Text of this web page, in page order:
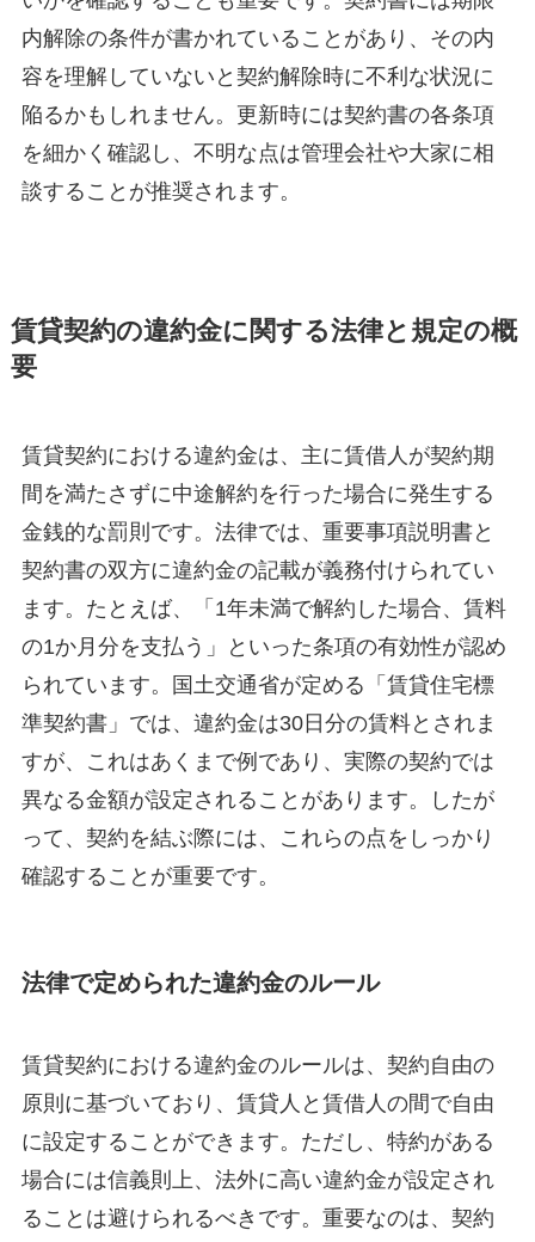
内解除の条件が書かれていることがあり、その内
容を理解していないと契約解除時に不利な状況に
陥るかもしれません。更新時には契約書の各条項
を細かく確認し、不明な点は管理会社や大家に相
談することが推奨されます。
賃貸契約の違約金に関する法律と規定の概
要
賃貸契約における違約金は、主に賃借人が契約期
間を満たさずに中途解約を行った場合に発生する
金銭的な罰則です。法律では、重要事項説明書と
契約書の双方に違約金の記載が義務付けられてい
ます。たとえば、「1年未満で解約した場合、賃料
の1か月分を支払う」といった条項の有効性が認め
られています。国土交通省が定める「賃貸住宅標
準契約書」では、違約金は30日分の賃料とされま
すが、これはあくまで例であり、実際の契約では
異なる金額が設定されることがあります。したが
って、契約を結ぶ際には、これらの点をしっかり
確認することが重要です。
法律で定められた違約金のルール
賃貸契約における違約金のルールは、契約自由の
原則に基づいており、賃貸人と賃借人の間で自由
に設定することができます。ただし、特約がある
場合には信義則上、法外に高い違約金が設定され
ることは避けられるべきです。重要なのは、契約